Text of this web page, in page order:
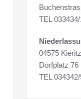
TEL
04575
Dorfplatz 76
TEL